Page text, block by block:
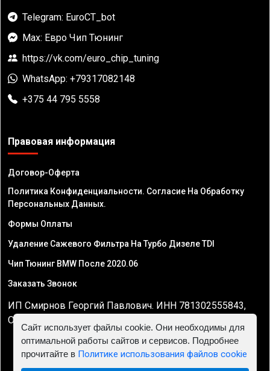
Telegram: EuroCT_bot
Max: Евро Чип Тюнинг
https://vk.com/euro_chip_tuning
WhatsApp: +79317082148
+375 44 795 5558
Правовая информация
Договор-Оферта
Политика Конфиденциальности. Согласие На Обработку
Персональных Данных.
Формы Оплаты
Удаление Сажевого Фильтра На Турбо Дизеле TDI
Чип Тюнинг BMW После 2020.06
Заказать Звонок
ИП Смирнов Георгий Павлович. ИНН 781302555843,
ОГРНИП 324470400032610
Сайт использует файлы cookie. Они необходимы для
оптимальной работы сайтов и сервисов. Подробнее
прочитайте в Политике использования файлов cookie